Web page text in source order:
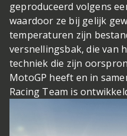
geproduceerd volgens
waardoor ze bij gelijk
temperaturen zijn
versnellingsbak, die van
techniek die zijn
MotoGP heeft en in
Racing Team is